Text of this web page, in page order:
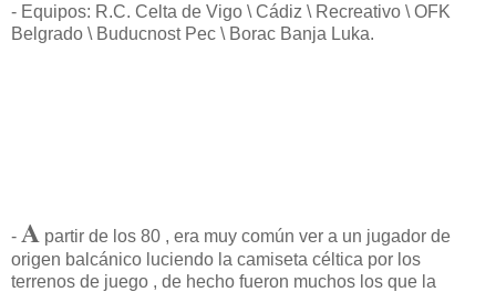
- Equipos: R.C. Celta de Vigo \ Cádiz \ Recreativo \ OFK
Belgrado \ Buducnost Pec \ Borac Banja Luka.
- A partir de los 80 , era muy común ver a un jugador de
origen balcánico luciendo la camiseta céltica por los
terrenos de juego , de hecho fueron muchos los que la